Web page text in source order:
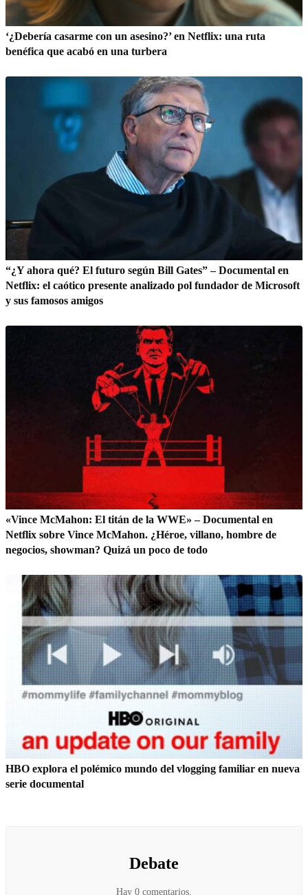
‘¿Debería casarme con un asesino?’ en Netflix: una ruta
benéfica que acabó en una turbera
“¿Y ahora qué? El futuro según Bill Gates” – Documental en
Netflix: el caótico presente analizado pol fundador de Microsoft
y sus famosos amigos
«Vince McMahon: El titán de la WWE» – Documental en
Netflix sobre Vince McMahon. ¿Héroe, villano, hombre de
negocios, showman? Quizá un poco de todo
HBO explora el polémico mundo del vlogging familiar en nueva
serie documental
Debate
Hay 0 comentarios.